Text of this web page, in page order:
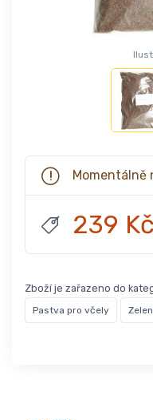
Momentálně
239 Kč
Zboží je zařazeno do
Pastva pro včely